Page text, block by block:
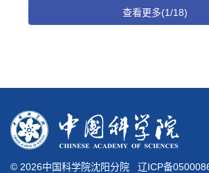
查看更多(1/18)
© 2026中国科学院沈阳分院 辽ICP备